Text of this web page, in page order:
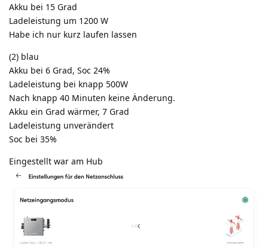
Akku bei 15 Grad
Ladeleistung um 1200 W
Habe ich nur kurz laufen lassen
(2) blau
Akku bei 6 Grad, Soc 24%
Ladeleistung bei knapp 500W
Nach knapp 40 Minuten keine Änderung.
Akku ein Grad wärmer, 7 Grad
Ladeleistung unverändert
Soc bei 35%
Eingestellt war am Hub